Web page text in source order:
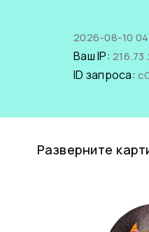
2026-08-10
Ваш IP:
ID запроса:
Разверните